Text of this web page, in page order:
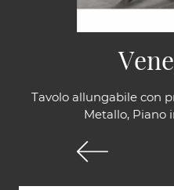
Tavolo allungabile con
Metallo, Piano